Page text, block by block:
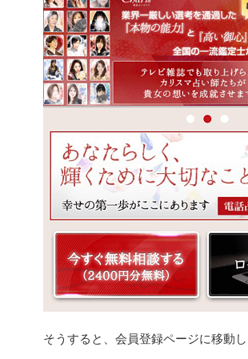
そうすると、会員登録ページに移動